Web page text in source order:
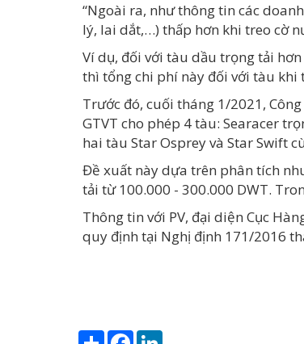
“Ngoài ra, như thông tin các
lý, lai dắt,…) thấp hơn khi treo cờ
Ví dụ, đối với tàu dầu trọng tải
thì tổng chi phí này đối với tàu khi
Trước đó, cuối tháng 1/2021,
GTVT cho phép 4 tàu: Searacer
hai tàu Star Osprey và Star Swift
Đề xuất này dựa trên phân tích
tải từ 100.000 - 300.000 DWT.
Thông tin với PV, đại diện Cục
quy định tại Nghị định 171/2016
Share Facebook